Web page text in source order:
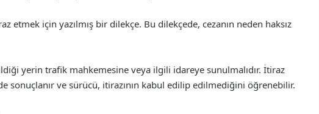
etmek için yazılmış bir dilekçe. Bu dilekçede, cezanın neden haksız
yerin trafik mahkemesine veya ilgili idareye sunulmalıdır. İtiraz
sonuçlanır ve sürücü, itirazının kabul edilip edilmediğini öğrenebilir.